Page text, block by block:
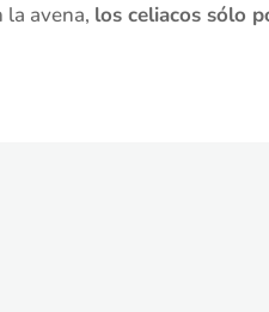
la avena, los celiacos sólo